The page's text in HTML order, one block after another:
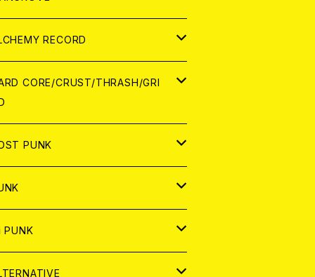
ログ
CONTENTS
RECORD
CORE/CRUST/THRASH/GRI
PUNK
PUNK